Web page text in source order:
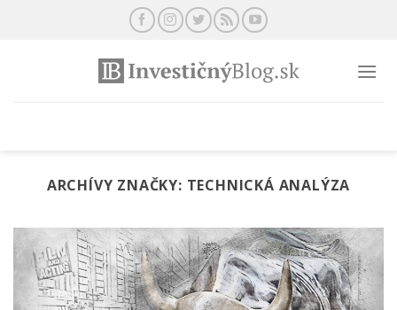
ARCHÍVY ZNAČKY: TECHNICKÁ ANALÝZA